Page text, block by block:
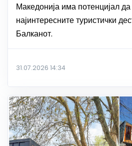
Македонија има потенцијал
најинтересните туристички
Балканот.
31.07.2026 14:34